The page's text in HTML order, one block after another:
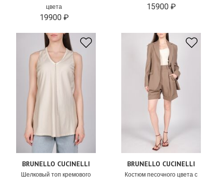
цвета
19900 ₽
15900 ₽
BRUNELLO CUCINELLI
Шелковый топ кремового
BRUNELLO CUCINELLI
Костюм песочного цвета с